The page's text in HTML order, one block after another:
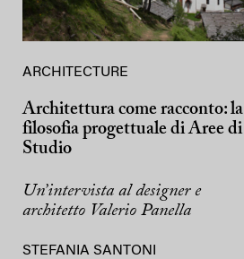
ARCHITECTURE
Architettura come racconto: la
filosofia progettuale di Aree di
Studio
Un’intervista al designer e
architetto Valerio Panella
STEFANIA SANTONI